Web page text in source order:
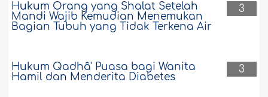
3
Hukum Orang yang Shalat Setelah
Mandi Wajib Kemudian Menemukan
Bagian Tubuh yang Tidak Terkena Air
3
Hukum Qadhâ' Puasa bagi Wanita
Hamil dan Menderita Diabetes